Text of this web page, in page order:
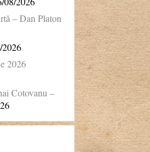
– Dan Platon
2026
2026
Cotovanu –